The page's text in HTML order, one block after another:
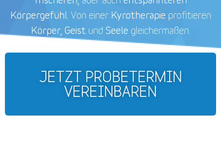
Körpergefühl. Von einer Kyrotherapie profitieren
Körper, Geistund Seele gleichermaßen.
JETZT PROBETERMIN
VEREINBAREN